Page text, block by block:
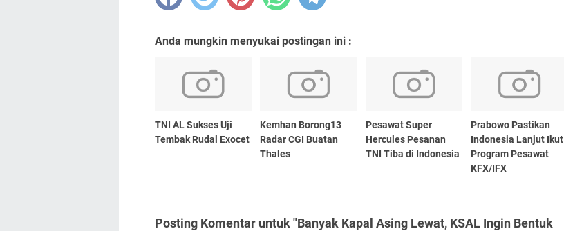
Anda mungkin menyukai postingan ini :
TNI AL Sukses Uji
Tembak Rudal Exocet
Kemhan Borong13
Radar CGI Buatan
Thales
Pesawat Super
Hercules Pesanan
TNI Tiba di Indonesia
Prabowo Pastikan
Indonesia Lanjut Ikut
Program Pesawat
KFX/IFX
Posting Komentar untuk "Banyak Kapal Asing Lewat, KSAL Ingin Bentuk